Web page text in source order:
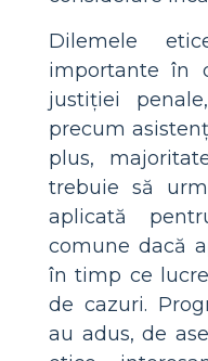
Dilemele
importante în
justiției
precum
plus,
trebuie să
aplicată
comune dacă
în timp ce
de cazuri.
au adus, de